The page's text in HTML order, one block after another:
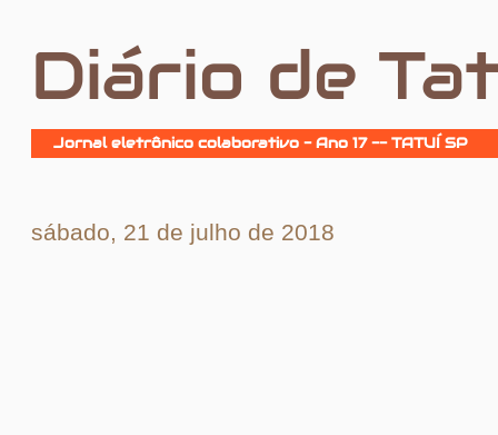
Diário de
Jornal eletrônico colaborativo - Ano 17 -- TATUÍ SP
sábado, 21 de julho de 2018